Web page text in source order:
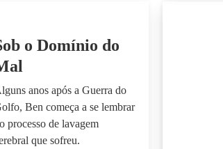
o Domínio do
anos após a Guerra do
Ben começa a se lembrar
processo de lavagem
que sofreu.